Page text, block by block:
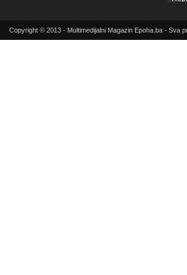
Sud
Copyright © 2013 - Multimedijalni Magazin Epoha.ba - Sva